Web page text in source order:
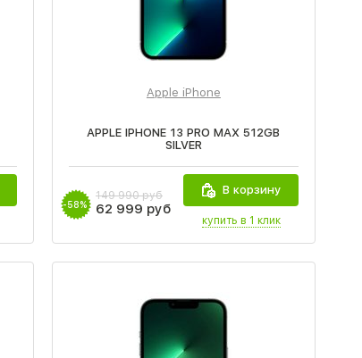
Apple iPhone
APPLE IPHONE 13 PRO MAX 512GB
SILVER
-58%
149 990 руб
62 999 руб
В корзину
купить в 1 клик